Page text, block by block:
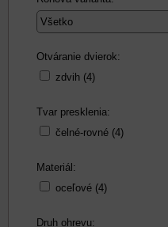
Otváranie dvierok:
zdvih (4)
Tvar presklenia:
čelné-rovné (4)
Materiál:
oceľové (4)
Druh ohrevu: